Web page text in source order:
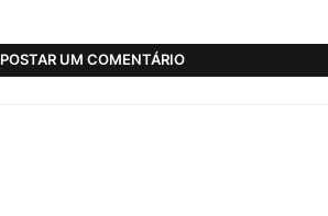
POSTAR UM COMENTÁRIO